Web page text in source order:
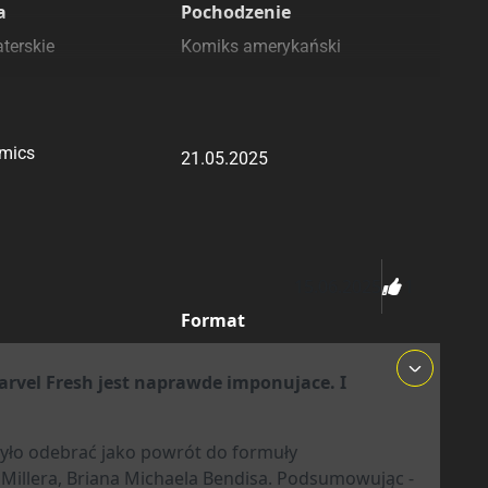
Pochodzenie
Komiks amerykański
21.05.2025
Format
Fresh jest naprawde imponujace. I
odebrać jako powrót do formuły
Briana Michaela Bendisa. Podsumowując -